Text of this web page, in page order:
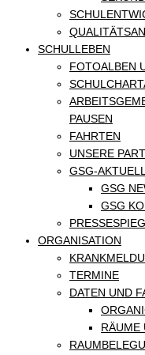
SCHULLEBEN
FOTOALBEN
PAUSEN
FAHRTEN
UNSERE
GSG-AKTUELL
GSG
GSG
ORGANISATION
TERMINE
DATEN UND
RÄUME